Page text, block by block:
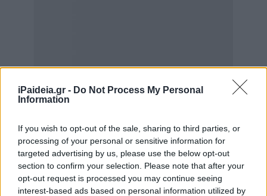
iPaideia.gr - Do Not Process My Personal
Information
If you wish to opt-out of the sale, sharing to third parties, or
processing of your personal or sensitive information for
targeted advertising by us, please use the below opt-out
section to confirm your selection. Please note that after your
opt-out request is processed you may continue seeing
interest-based ads based on personal information utilized by